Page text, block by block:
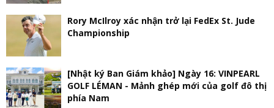
Rory McIlroy xác nhận trở lại FedEx St. Jude
Championship
[Nhật ký Ban Giám khảo] Ngày 16: VINPEARL
GOLF LÉMAN - Mảnh ghép mới của golf đô thị
phía Nam